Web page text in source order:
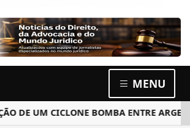
MENU
UM CICLONE BOMBA ENTRE